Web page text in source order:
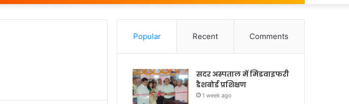
Popular Recent Comments
सदर अस्पताल में मिडवाइफरी
डैशबोर्ड प्रशिक्षण
1 week ago